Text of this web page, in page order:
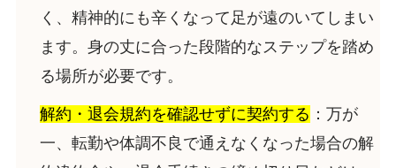
く、精神的にも辛くなって足が遠のいてしまい
ます。身の丈に合った段階的なステップを踏め
る場所が必要です。
解約・退会規約を確認せずに契約する ：万が
一、転勤や体調不良で通えなくなった場合の解